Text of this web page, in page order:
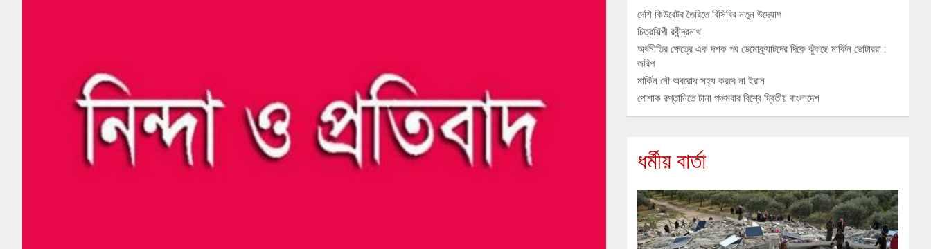
দেশি কিউরেটর তৈরিতে বিসিবির নতুন উদ্যোগ
চিত্রশিল্পী রবীন্দ্রনাথ
অর্থনীতির ক্ষেত্রে এক দশক পর ডেমোক্র্যাটদের দিকে ঝুঁকছে মার্কিন ভোটাররা :
জরিপ
মার্কিন নৌ অবরোধ সহ্য করবে না ইরান
পোশাক রপ্তানিতে টানা পঞ্চমবার বিশ্বে দ্বিতীয় বাংলাদেশ
ধর্মীয় বার্তা